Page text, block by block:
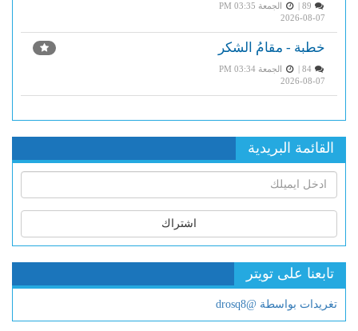
الجمعة PM 03:35
2026-08-07
خطبة - مقامُ الشكر
84 |
الجمعة PM 03:34
2026-08-07
القائمة البريدية
اشتراك
تابعنا على تويتر
تغريدات بواسطة @drosq8